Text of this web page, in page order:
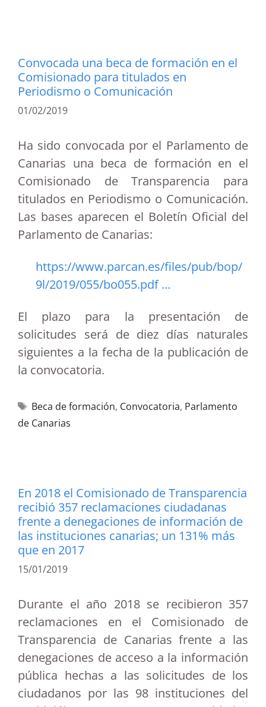
Convocada una beca de formación en el
Comisionado para titulados en
Periodismo o Comunicación
01/02/2019
Ha sido convocada por el Parlamento de
Canarias una beca de formación en el
Comisionado de Transparencia para
titulados en Periodismo o Comunicación.
Las bases aparecen el Boletín Oficial del
Parlamento de Canarias:
https://www.parcan.es/files/pub/bop/
9l/2019/055/bo055.pdf …
El plazo para la presentación de
solicitudes será de diez días naturales
siguientes a la fecha de la publicación de
la convocatoria.
Beca de formación, Convocatoria, Parlamento
de Canarias
En 2018 el Comisionado de Transparencia
recibió 357 reclamaciones ciudadanas
frente a denegaciones de información de
las instituciones canarias; un 131% más
que en 2017
15/01/2019
Durante el año 2018 se recibieron 357
reclamaciones en el Comisionado de
Transparencia de Canarias frente a las
denegaciones de acceso a la información
pública hechas a las solicitudes de los
ciudadanos por las 98 instituciones del